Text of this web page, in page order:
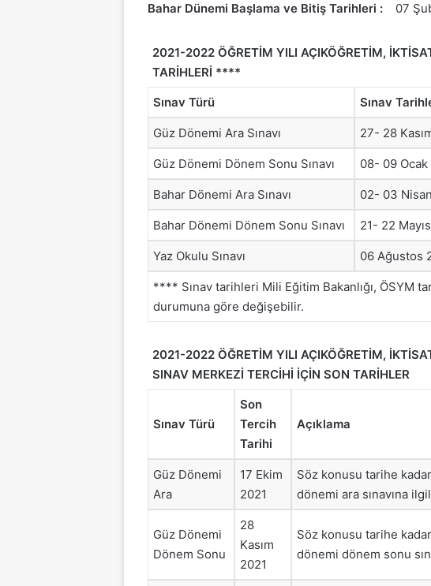
Bahar Dünemi Başlama ve Bitiş Tarihleri : 07
2021-2022 ÖĞRETİM YILI AÇIKÖĞRETİM,
TARİHLERİ ****
Sınav Türü
Sınav
Güz Dönemi Ara Sınavı 27- 28
Güz Dönemi Dönem Sonu Sınavı 08- 09 Ocak
Bahar Dönemi Ara Sınavı 02- 03
Bahar Dönemi Dönem Sonu Sınavı 21- 22
Yaz Okulu Sınavı 06 Ağustos
**** Sınav tarihleri Mili Eğitim Bakanlığı, ÖSYM
durumuna göre değişebilir.
2021-2022 ÖĞRETİM YILI AÇIKÖĞRETİM,
SINAV MERKEZİ TERCİHİ İÇİN SON TARİHLER
Sınav Türü
Son
Tercih
Tarihi
Açıklama
Güz Dönemi
Ara
17 Ekim
2021
Söz konusu tarihe
dönemi ara sınavına
Güz Dönemi
Dönem Sonu
28
Kasım
2021
Söz konusu tarihe
dönemi dönem sonu